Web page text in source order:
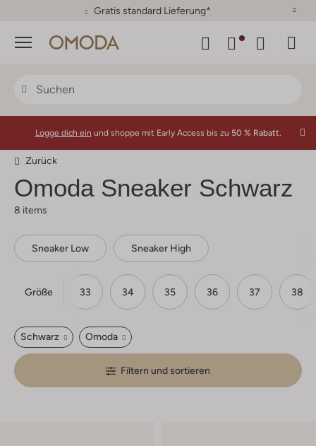
30 Tage Rückgaberecht
Menü
Logge dich ein und shoppe mit Early Access bis zu 50 % Rabatt.
Zurück
OmodaSneaker Schwarz
8 items
Sneaker Low Sneaker High
Größe
32 33 34 35 36 37 38
Schwarz Omoda
Filtern und sortieren